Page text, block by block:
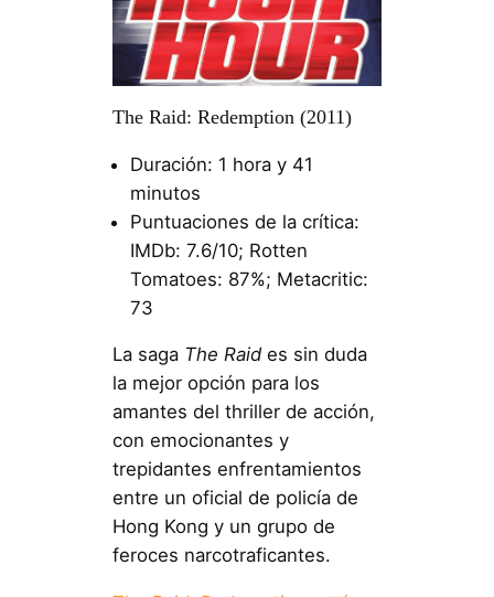
The Raid: Redemption (2011)
Duración: 1 hora y 41
minutos
Puntuaciones de la crítica:
IMDb: 7.6/10; Rotten
Tomatoes: 87%; Metacritic:
73
La saga The Raides sin duda
la mejor opción para los
amantes del thriller de acción,
con emocionantes y
trepidantes enfrentamientos
entre un oficial de policía de
Hong Kong y un grupo de
feroces narcotraficantes.